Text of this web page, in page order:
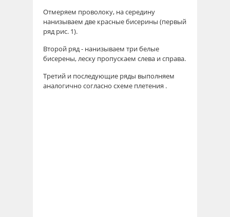
Отмеряем проволоку, на середину
нанизываем две красные бисерины (первый
ряд рис. 1).
Второй ряд - нанизываем три белые
бисерены, леску пропускаем слева и справа.
Третий и последующие ряды выполняем
аналогично согласно схеме плетения .